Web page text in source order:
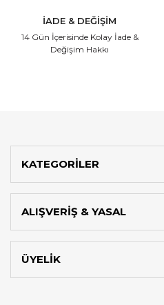
İADE & DEĞİŞİM
14 Gün İçerisinde Kolay İade &
Değişim Hakkı
KATEGORİLER
ALIŞVERİŞ & YASAL
ÜYELİK